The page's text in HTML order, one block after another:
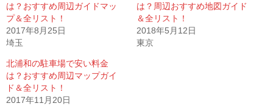
は？おすすめ周辺ガイドマッ
プ＆全リスト！
2017年8月25日
埼玉
は？周辺おすすめ地図ガイド
＆全リスト！
2018年5月12日
東京
北浦和の駐車場で安い料金
は？おすすめ周辺マップガイ
ド＆全リスト！
2017年11月20日